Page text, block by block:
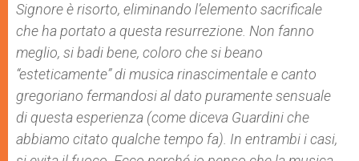
Signore è risorto, eliminando l’elemento sacrificale
che ha portato a questa resurrezione. Non fanno
meglio, si badi bene, coloro che si beano
“esteticamente” di musica rinascimentale e canto
gregoriano fermandosi al dato puramente sensuale
di questa esperienza (come diceva Guardini che
abbiamo citato qualche tempo fa). In entrambi i casi,